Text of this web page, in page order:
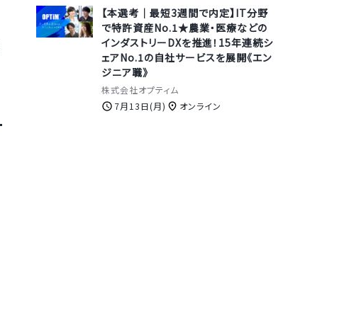
【本選考｜最短3週間で内定】IT分野
で特許資産No.1★農業・医療などの
インダストリーDXを推進！15年連続シ
ェアNo.1の自社サービスを展開《エン
ジニア職》
株式会社オプティム
7月13日(月)
オンライン